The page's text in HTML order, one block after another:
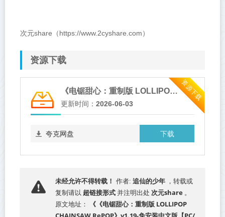
次元share（https://www.2cyshare.com）
资源下载
资源下载
《电锯甜心：重制版 LOLLIPOP CHAINSAW RePOP》v1.19-免安装中文版【PC/手机双端】
更新时间： 2026-06-03
下载
夸克网盘
未经允许不得转载！ 作者: 追仙的少年 ，转载或
复制请以 超链接形式 并注明出处 次元share 。
原文地址：
《《电锯甜心：重制版 LOLLIPOP